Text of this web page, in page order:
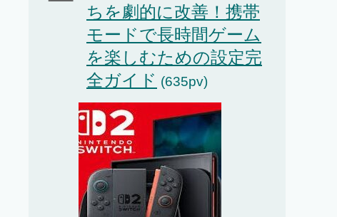
ちを劇的に改善！携帯
モードで長時間ゲーム
を楽しむための設定完
全ガイド (635pv)